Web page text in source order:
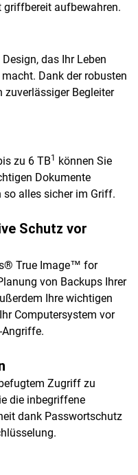
griffbereit aufbewahren.
das Ihr Leben
Dank der robusten
Begleiter
zu 6 TB1
können Sie
Dokumente
alles sicher im Griff.
Schutz vor
True Image™ for
von Backups Ihrer
Ihre wichtigen
Computersystem vor
Angriffe.
Zugriff zu
die inbegriffene
dank Passwortschutz